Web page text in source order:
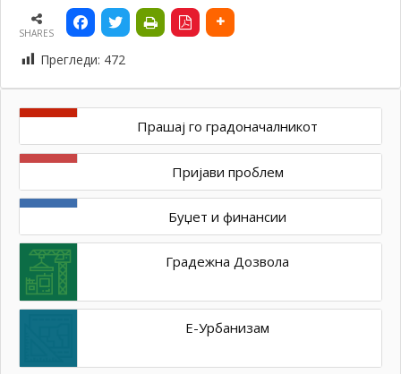
SHARES
Прегледи: 472
Прашај го градоначалникот
Пријави проблем
Буџет и финансии
Градежна Дозвола
Е-Урбанизам